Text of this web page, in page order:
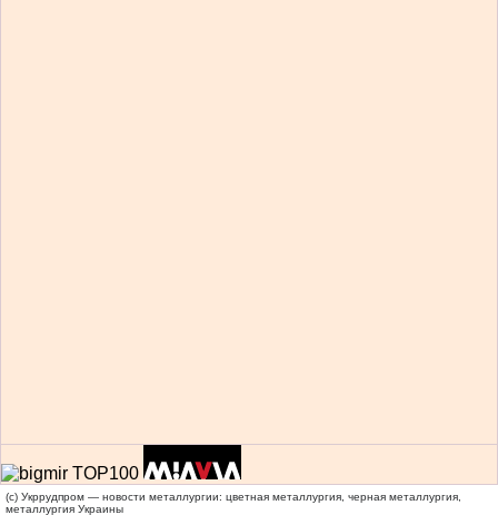
(c) Укррудпром — новости металлургии: цветная металлургия, черная металлургия,
металлургия Украины